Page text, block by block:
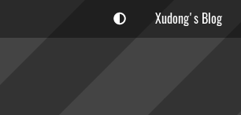
Xudong's Blog